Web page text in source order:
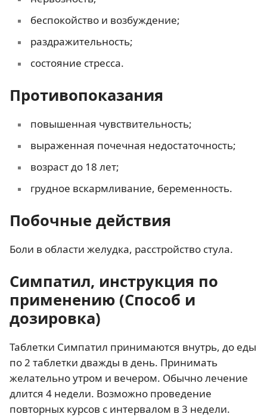
беспокойство и возбуждение;
раздражительность;
состояние стресса.
Противопоказания
повышенная чувствительность;
выраженная почечная недостаточность;
возраст до 18 лет;
грудное вскармливание, беременность.
Побочные действия
Боли в области желудка, расстройство стула.
Симпатил, инструкция по
применению (Способ и
дозировка)
Таблетки Симпатил принимаются внутрь, до еды
по 2 таблетки дважды в день. Принимать
желательно утром и вечером. Обычно лечение
длится 4 недели. Возможно проведение
повторных курсов с интервалом в 3 недели.